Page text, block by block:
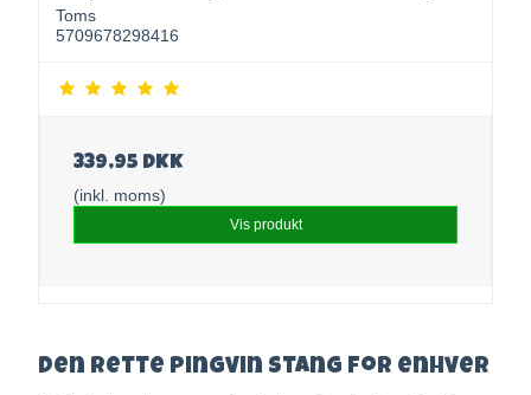
Toms
5709678298416
339,95 DKK
(inkl. moms)
Vis produkt
Den rette pingvin stang for enhver